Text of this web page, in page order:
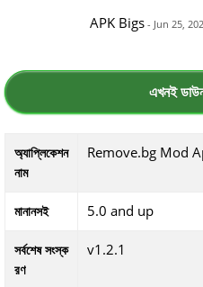
APK Bigs - Jun 25,
এখনই
অ্যাপ্লিকেশন
নাম
Remove.bg Mod
মানানসই 5.0 and up
সর্বশেষ সংস্ক
রণ
v1.2.1